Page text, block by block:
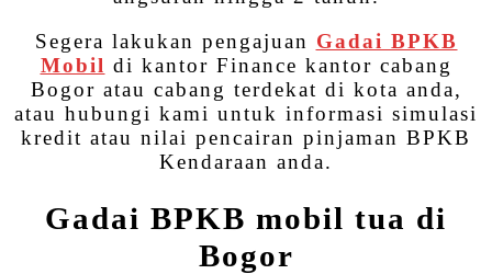
Segera lakukan pengajuan Gadai BPKB
Mobil di kantor Finance kantor cabang
Bogor atau cabang terdekat di kota anda,
atau hubungi kami untuk informasi simulasi
kredit atau nilai pencairan pinjaman BPKB
Kendaraan anda.
Gadai BPKB mobil tua di
Bogor